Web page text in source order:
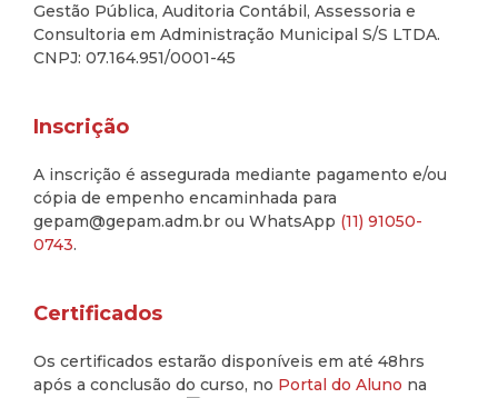
Gestão Pública, Auditoria Contábil, Assessoria e
Consultoria em Administração Municipal S/S LTDA.
CNPJ: 07.164.951/0001-45
Inscrição
A inscrição é assegurada mediante pagamento e/ou
cópia de empenho encaminhada para
gepam@gepam.adm.br ou WhatsApp (11) 91050-
0743.
Certificados
Os certificados estarão disponíveis em até 48hrs
após a conclusão do curso, no Portal do Aluno na